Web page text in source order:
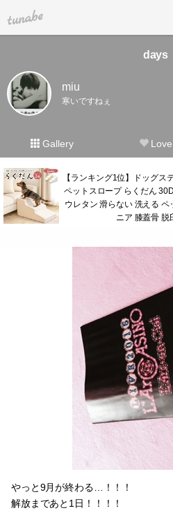
tuna.be
days
miu
寒いですねぇ
Gallery Love
【ランキング1位】ドッグス
ペットスロープ らくだん
ウレタン 滑らない 洗える
ニア 膝蓋骨 脱
やっと9月が終わる…！！！
解放まであと1日！！！！